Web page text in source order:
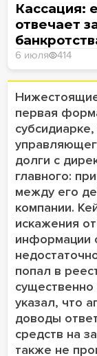
Кассация:
отвечает
6 июля 414
первая
долги с
главного:
между его
компании.
искажения
информации
попал в
указал, что
доводы
средств на
также не